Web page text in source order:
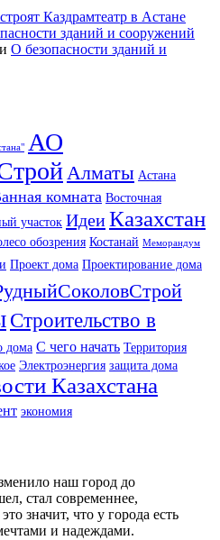
Каздрамтеатр в Астане
зданий и сооружений
О безопасности зданий и
АО
Алматы Астана
комната Восточная
участок ИдеиКазахстан
обозрения Костанай Меморандум
Проект дома Проектирование дома
Строительство в
дома С чего начать Территория
Электроэнергия защита дома
Казахстана
экономия
наш город до
стал современнее,
значит, что у города есть
и надеждами.